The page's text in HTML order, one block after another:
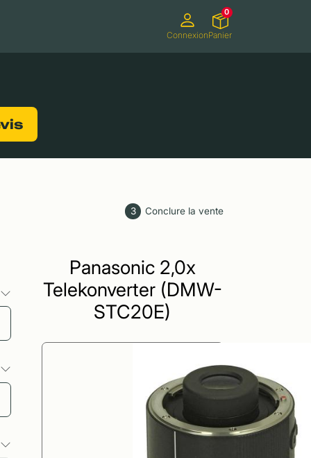
ConnexionPanier
0
3 Conclure la vente
Panasonic 2,0x
Telekonverter (DMW-
STC20E)